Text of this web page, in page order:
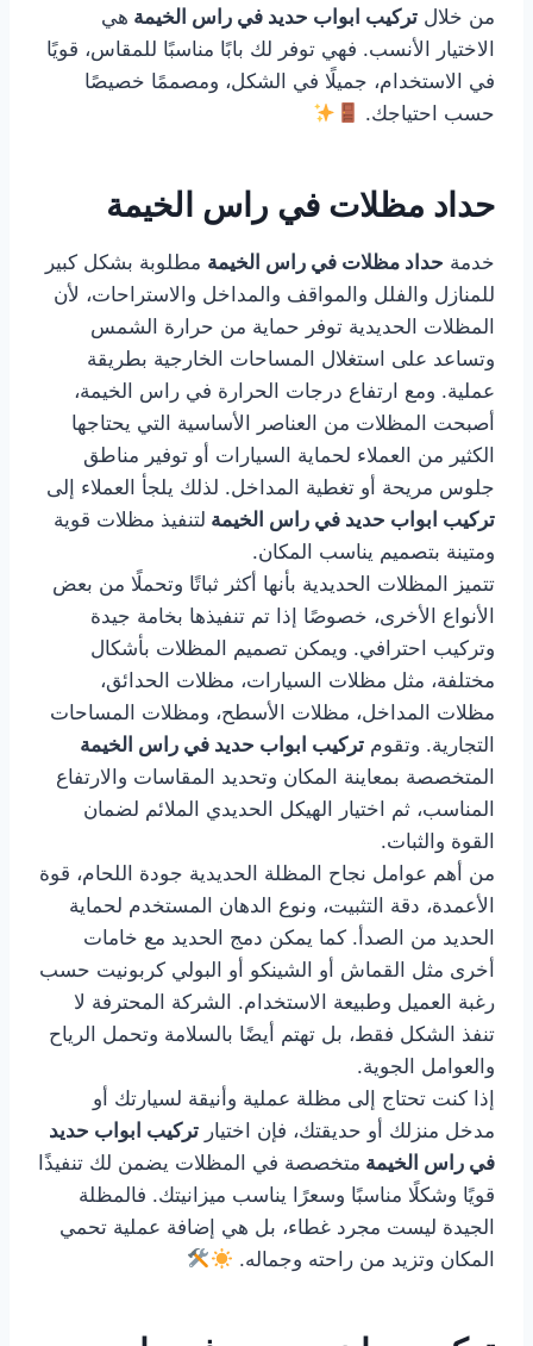
من خلال تركيب ابواب حديد في راس الخيمة هي
الاختيار الأنسب. فهي توفر لك بابًا مناسبًا للمقاس، قويًا
في الاستخدام، جميلًا في الشكل، ومصممًا خصيصًا
حسب احتياجك.
حداد مظلات في راس الخيمة
خدمة حداد مظلات في راس الخيمة مطلوبة بشكل كبير
للمنازل والفلل والمواقف والمداخل والاستراحات، لأن
المظلات الحديدية توفر حماية من حرارة الشمس
وتساعد على استغلال المساحات الخارجية بطريقة
عملية. ومع ارتفاع درجات الحرارة في راس الخيمة،
أصبحت المظلات من العناصر الأساسية التي يحتاجها
الكثير من العملاء لحماية السيارات أو توفير مناطق
جلوس مريحة أو تغطية المداخل. لذلك يلجأ العملاء إلى
تركيب ابواب حديد في راس الخيمة لتنفيذ مظلات قوية
ومتينة بتصميم يناسب المكان.
تتميز المظلات الحديدية بأنها أكثر ثباتًا وتحملًا من بعض
الأنواع الأخرى، خصوصًا إذا تم تنفيذها بخامة جيدة
وتركيب احترافي. ويمكن تصميم المظلات بأشكال
مختلفة، مثل مظلات السيارات، مظلات الحدائق،
مظلات المداخل، مظلات الأسطح، ومظلات المساحات
التجارية. وتقوم تركيب ابواب حديد في راس الخيمة
المتخصصة بمعاينة المكان وتحديد المقاسات والارتفاع
المناسب، ثم اختيار الهيكل الحديدي الملائم لضمان
القوة والثبات.
من أهم عوامل نجاح المظلة الحديدية جودة اللحام، قوة
الأعمدة، دقة التثبيت، ونوع الدهان المستخدم لحماية
الحديد من الصدأ. كما يمكن دمج الحديد مع خامات
أخرى مثل القماش أو الشينكو أو البولي كربونيت حسب
رغبة العميل وطبيعة الاستخدام. الشركة المحترفة لا
تنفذ الشكل فقط، بل تهتم أيضًا بالسلامة وتحمل الرياح
والعوامل الجوية.
إذا كنت تحتاج إلى مظلة عملية وأنيقة لسيارتك أو
مدخل منزلك أو حديقتك، فإن اختيار تركيب ابواب حديد
في راس الخيمة متخصصة في المظلات يضمن لك تنفيذًا
قويًا وشكلًا مناسبًا وسعرًا يناسب ميزانيتك. فالمظلة
الجيدة ليست مجرد غطاء، بل هي إضافة عملية تحمي
المكان وتزيد من راحته وجماله.